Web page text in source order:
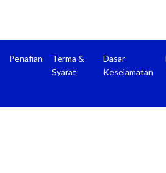
Penafian
Terma &
Syarat
Dasar
Keselamatan